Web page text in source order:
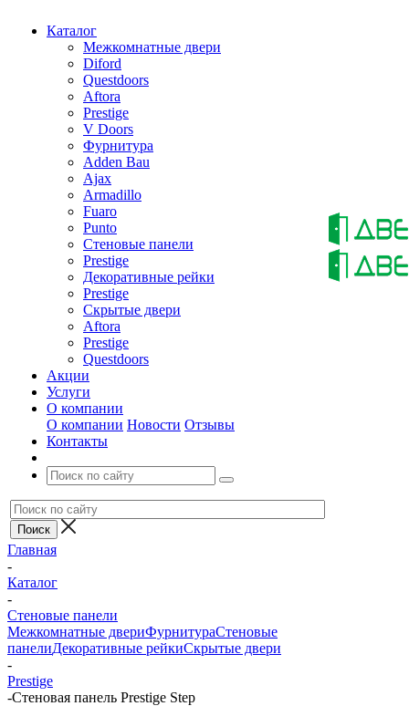
Каталог
Межкомнатные двери
Diford
Questdoors
Aftora
Prestige
V Doors
Фурнитура
Adden Bau
Ajax
Armadillo
Fuaro
Punto
Стеновые панели
Prestige
Декоративные рейки
Prestige
Скрытые двери
Aftora
Prestige
Questdoors
Акции
Услуги
О компании
О компании Новости Отзывы
Контакты
Главная
-
Каталог
-
Стеновые панели
Межкомнатные двериФурнитураСтеновые
панелиДекоративные рейкиСкрытые двери
-
Prestige
-Стеновая панель Prestige Step